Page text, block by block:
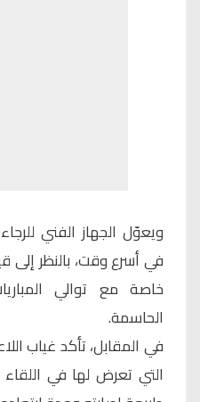
ويعوّل الجهاز الفني
في أسرع وقت، بالنظر إلى
خاصة مع توالي
الحاسمة.
في المقابل، تأكد غياب
التي تعرض لها في